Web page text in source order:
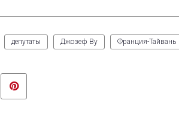
депутаты Джозеф Ву Франция-Тайвань
LinkedIn